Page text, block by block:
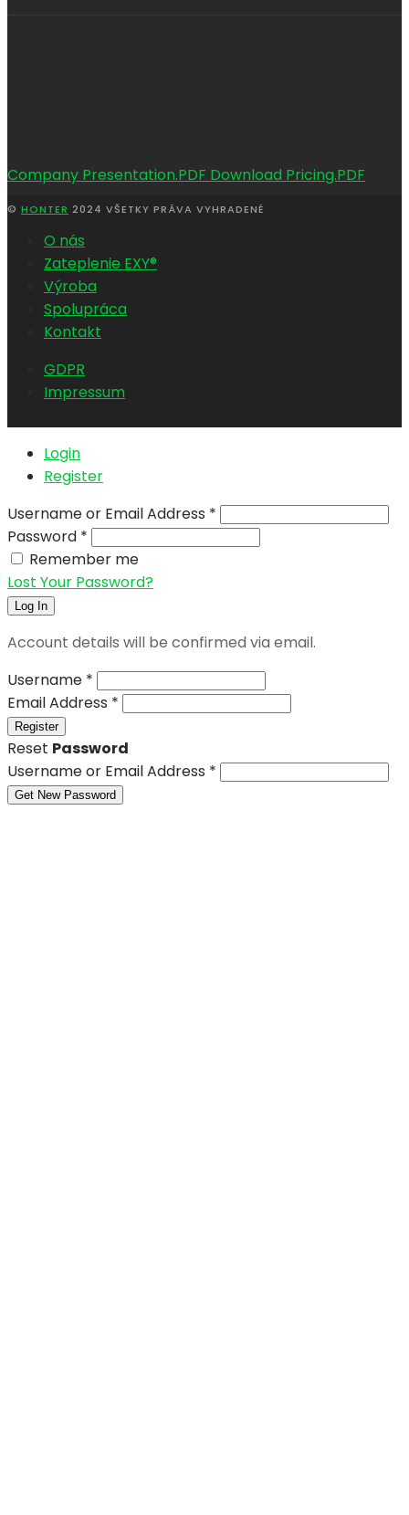
Company Presentation.PDF Download Pricing.PDF
© HONTER 2024 VŠETKY PRÁVA VYHRADENÉ
O nás
Zateplenie EXY®
Výroba
Spolupráca
Kontakt
GDPR
Impressum
Login
Register
Username or Email Address *
Password *
Remember me
Lost Your Password?
Log In
Account details will be confirmed via email.
Username *
Email Address *
Register
Reset Password
Username or Email Address *
Get New Password